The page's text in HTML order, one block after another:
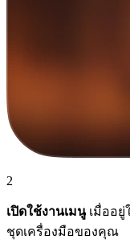
2
เปิดใช้งานเมนูเมื่ออยู่
ชุดเครื่องมือของคุณ